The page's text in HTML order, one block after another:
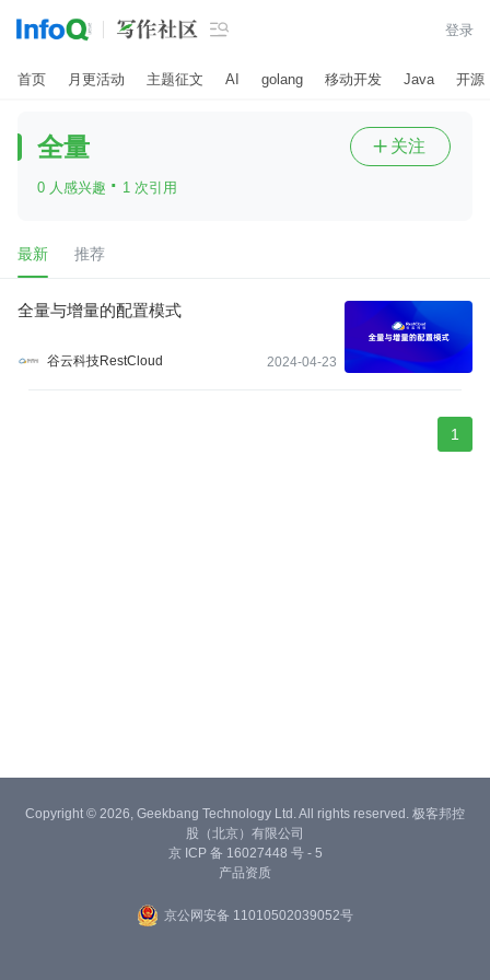
 登录
首页 月更活动 主题征文 AI golang 移动开发 Java 开源
全量
0 人感兴趣 · 1 次引用
 关注
最新 推荐
全量与增量的配置模式
谷云科技RestCloud 2024-04-23
1
Copyright © 2026, Geekbang Technology Ltd. All rights reserved. 极客邦控
股（北京）有限公司
京 ICP 备 16027448 号 - 5
产品资质
京公网安备 11010502039052号